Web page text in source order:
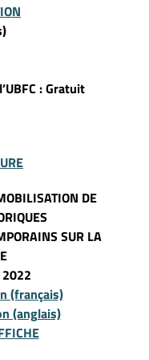
: Gratuit
DE
SUR LA
2022
(français)
(anglais)